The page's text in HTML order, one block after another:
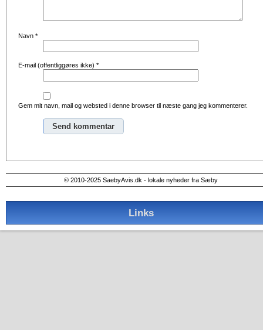
Navn *
E-mail (offentliggøres ikke) *
Gem mit navn, mail og websted i denne browser til næste gang jeg kommenterer.
© 2010-2025 SaebyAvis.dk - lokale nyheder fra Sæby
Links